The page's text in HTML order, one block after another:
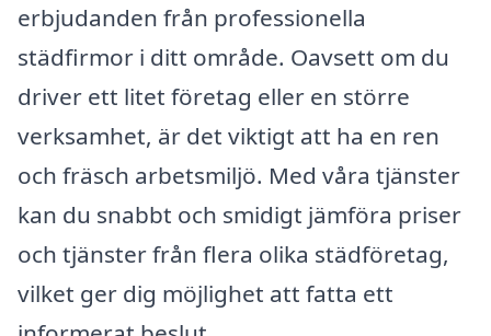
erbjudanden från professionella
städfirmor i ditt område. Oavsett om du
driver ett litet företag eller en större
verksamhet, är det viktigt att ha en ren
och fräsch arbetsmiljö. Med våra tjänster
kan du snabbt och smidigt jämföra priser
och tjänster från flera olika städföretag,
vilket ger dig möjlighet att fatta ett